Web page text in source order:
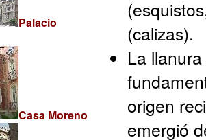
Palacio
Casa Moreno
(calizas).
La
origen
emergió